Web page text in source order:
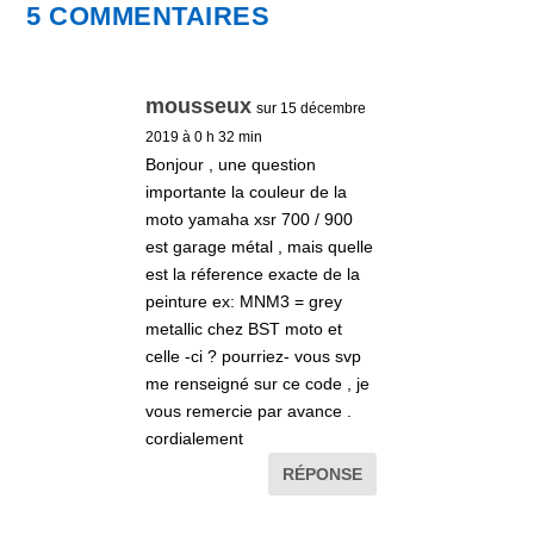
5 COMMENTAIRES
mousseux sur 15 décembre
2019 à 0 h 32 min
Bonjour , une question
importante la couleur de la
moto yamaha xsr 700 / 900
est garage métal , mais quelle
est la réference exacte de la
peinture ex: MNM3 = grey
metallic chez BST moto et
celle -ci ? pourriez- vous svp
me renseigné sur ce code , je
vous remercie par avance .
cordialement
RÉPONSE